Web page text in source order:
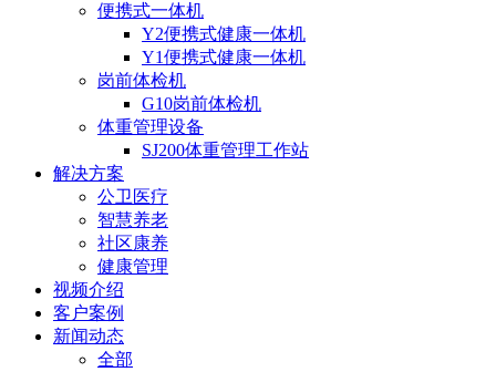
便携式一体机
Y2便携式健康一体机
Y1便携式健康一体机
岗前体检机
G10岗前体检机
体重管理设备
SJ200体重管理工作站
解决方案
公卫医疗
智慧养老
社区康养
健康管理
视频介绍
客户案例
新闻动态
全部